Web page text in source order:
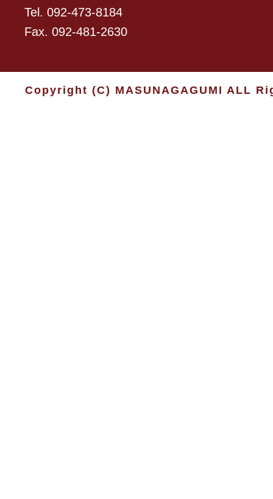
Tel. 092-473-8184
Fax. 092-481-2630
Copyright (C) MASUNAGAGUMI ALL